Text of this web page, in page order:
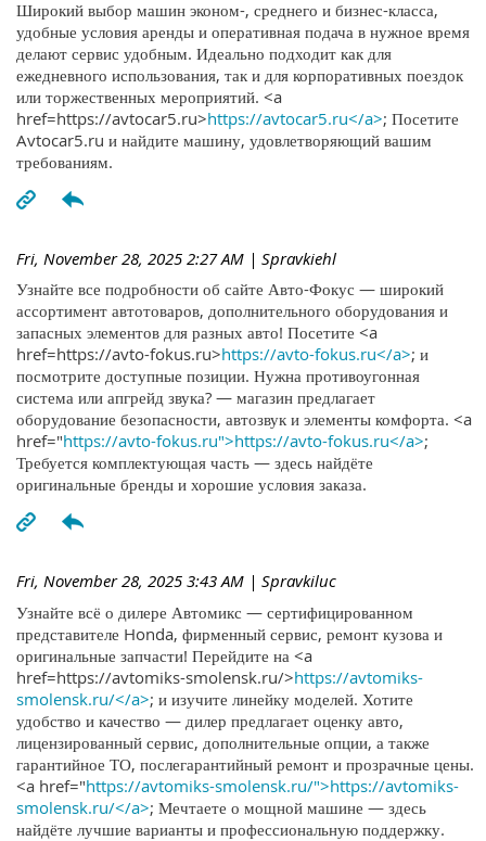
Широкий выбор машин эконом-, среднего и бизнес-класса,
удобные условия аренды и оперативная подача в нужное время
делают сервис удобным. Идеально подходит как для
ежедневного использования, так и для корпоративных поездок
или торжественных мероприятий. <a
href=https://avtocar5.ru>https://avtocar5.ru</a>; Посетите
Avtocar5.ru и найдите машину, удовлетворяющий вашим
требованиям.
Fri, November 28, 2025 2:27 AM | Spravkiehl
Узнайте все подробности об сайте Авто-Фокус — широкий
ассортимент автотоваров, дополнительного оборудования и
запасных элементов для разных авто! Посетите <a
href=https://avto-fokus.ru>https://avto-fokus.ru</a>; и
посмотрите доступные позиции. Нужна противоугонная
система или апгрейд звука? — магазин предлагает
оборудование безопасности, автозвук и элементы комфорта. <a
href="https://avto-fokus.ru">https://avto-fokus.ru</a>;
Требуется комплектующая часть — здесь найдёте
оригинальные бренды и хорошие условия заказа.
Fri, November 28, 2025 3:43 AM | Spravkiluc
Узнайте всё о дилере Автомикс — сертифицированном
представителе Honda, фирменный сервис, ремонт кузова и
оригинальные запчасти! Перейдите на <a
href=https://avtomiks-smolensk.ru/>https://avtomiks-
smolensk.ru/</a>; и изучите линейку моделей. Хотите
удобство и качество — дилер предлагает оценку авто,
лицензированный сервис, дополнительные опции, а также
гарантийное ТО, послегарантийный ремонт и прозрачные цены.
<a href="https://avtomiks-smolensk.ru/">https://avtomiks-
smolensk.ru/</a>; Мечтаете о мощной машине — здесь
найдёте лучшие варианты и профессиональную поддержку.